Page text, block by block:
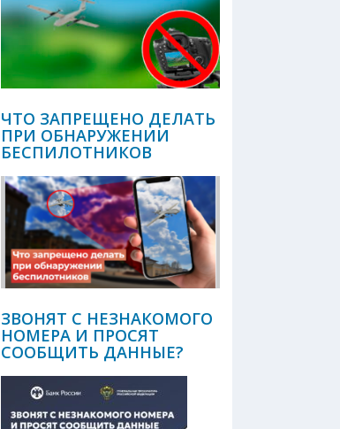
ЧТО ЗАПРЕЩЕНО ДЕЛАТЬ
ПРИ ОБНАРУЖЕНИИ
БЕСПИЛОТНИКОВ
ЗВОНЯТ С НЕЗНАКОМОГО
НОМЕРА И ПРОСЯТ
СООБЩИТЬ ДАННЫЕ?